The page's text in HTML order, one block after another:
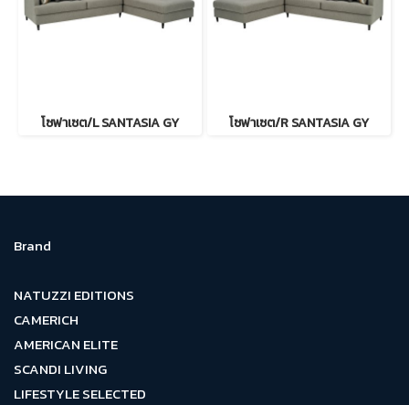
โซฟาเซต/L SANTASIA GY โซฟาเซต/R SANTASIA GY
Brand
NATUZZI EDITIONS
CAMERICH
AMERICAN ELITE
SCANDI LIVING
LIFESTYLE SELECTED